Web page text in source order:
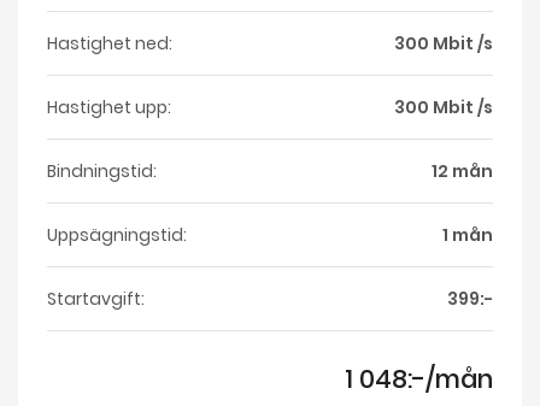
Hastighet ned: 300 Mbit /s
Hastighet upp: 300 Mbit /s
Bindningstid: 12 mån
Uppsägningstid: 1 mån
Startavgift: 399:-
1 048:-/mån